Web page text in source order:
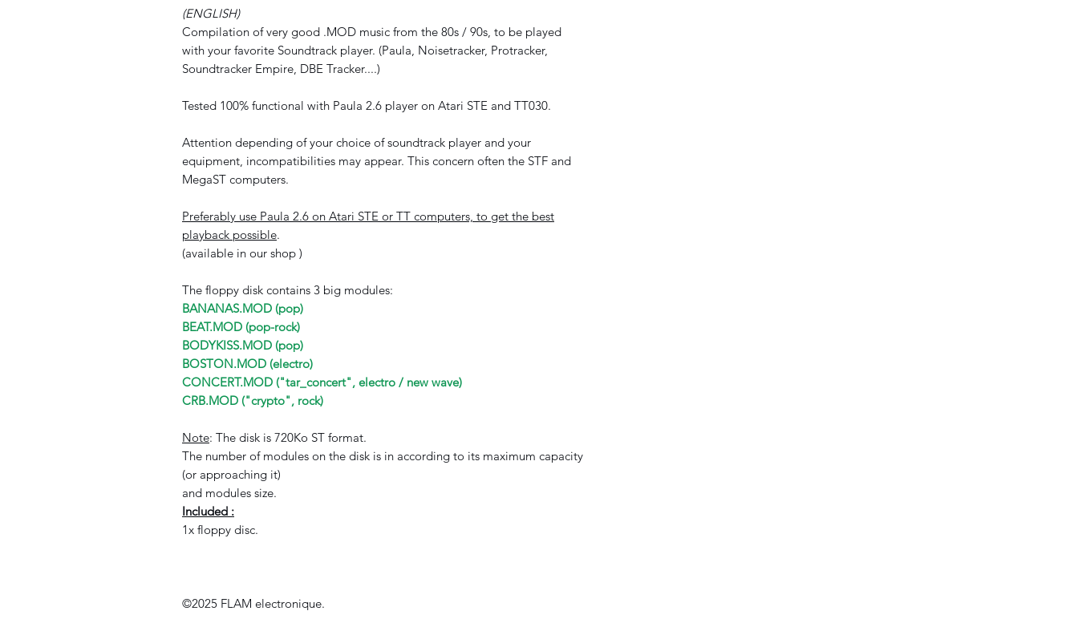
(ENGLISH)
Compilation of very good .MOD music from the 80s / 90s, to be played
with your favorite Soundtrack player. (Paula, Noisetracker, Protracker,
Soundtracker Empire, DBE Tracker....)
Tested 100% functional with Paula 2.6 player on Atari STE and TT030.
Attention depending of your choice of soundtrack player and your
equipment, incompatibilities may appear. This concern often the STF and
MegaST computers.
Preferably use Paula 2.6 on Atari STE or TT computers, to get the best
playback possible.
(available in our shop )
The floppy disk contains 3 big modules:
BANANAS.MOD (pop)
BEAT.MOD (pop-rock)
BODYKISS.MOD (pop)
BOSTON.MOD (electro)
CONCERT.MOD ("tar_concert", electro / new wave)
CRB.MOD ("crypto", rock)
Note: The disk is 720Ko ST format.
The number of modules on the disk is in according to its maximum capacity
(or approaching it)
and modules size.
Included :
1x floppy disc.
©2025 FLAM electronique.